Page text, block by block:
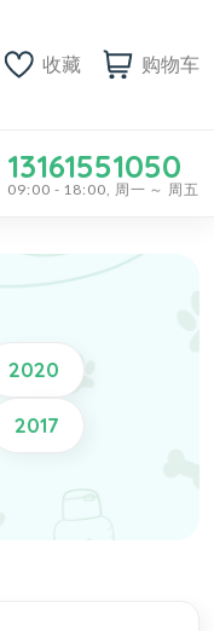
收藏 购物车
13161551050
09:00 - 18:00, 周一 ～ 周五
2020
2017